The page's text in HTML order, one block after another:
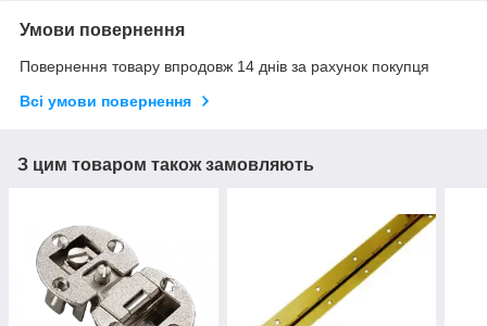
Умови повернення
Повернення товару впродовж 14 днів за рахунок покупця
Всі умови повернення
З цим товаром також замовляють